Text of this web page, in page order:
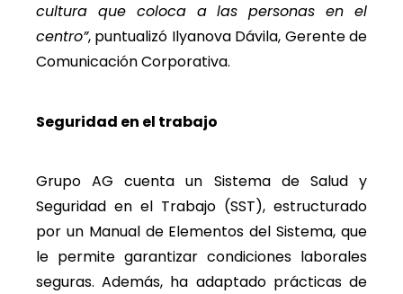
cultura que coloca a las personas en el
centro”, puntualizó Ilyanova Dávila, Gerente de
Comunicación Corporativa.
Seguridad en el trabajo
Grupo AG cuenta un Sistema de Salud y
Seguridad en el Trabajo (SST), estructurado
por un Manual de Elementos del Sistema, que
le permite garantizar condiciones laborales
seguras. Además, ha adaptado prácticas de